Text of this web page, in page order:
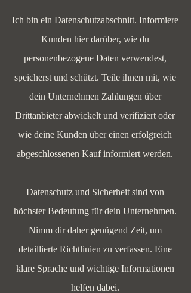
Ich bin ein Datenschutzabschnitt. Informiere
Kunden hier darüber, wie du
personenbezogene Daten verwendest,
speicherst und schützt. Teile ihnen mit, wie
dein Unternehmen Zahlungen über
Drittanbieter abwickelt und verifiziert oder
wie deine Kunden über einen erfolgreich
abgeschlossenen Kauf informiert werden.
Datenschutz und Sicherheit sind von
höchster Bedeutung für dein Unternehmen.
Nimm dir daher genügend Zeit, um
detaillierte Richtlinien zu verfassen. Eine
klare Sprache und wichtige Informationen
helfen dabei.